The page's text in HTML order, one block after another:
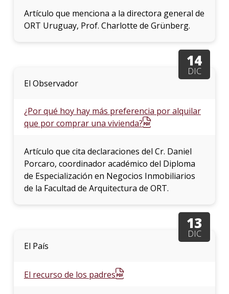
Artículo que menciona a la directora general de
ORT Uruguay, Prof. Charlotte de Grünberg.
14
DIC
El Observador
¿Por qué hoy hay más preferencia por alquilar
que por comprar una vivienda?
Artículo que cita declaraciones del Cr. Daniel
Porcaro, coordinador académico del Diploma
de Especialización en Negocios Inmobiliarios
de la Facultad de Arquitectura de ORT.
13
DIC
El País
El recurso de los padres